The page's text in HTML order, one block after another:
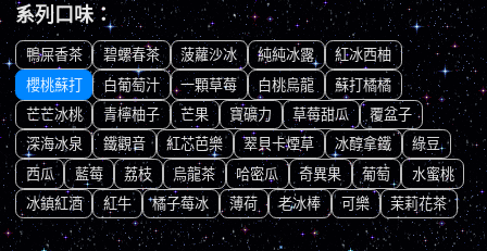
系列口味：
鴨屎香茶 碧螺春茶 菠蘿沙冰 純純冰露
紅冰西柚
櫻桃蘇打
白葡萄汁 一顆草莓 白桃烏龍
蘇打橘橘
芒芒冰桃
青檸柚子 芒果 寶礦力 草莓甜瓜
覆盆子
深海冰泉
鐵觀音 紅芯芭樂 翠貝卡煙草 冰醇拿鐵
綠豆
西瓜
藍莓 荔枝 烏龍茶 哈密瓜 奇異果 葡萄
水蜜桃
冰鎮紅酒
紅牛 橘子莓冰 薄荷 老冰棒 可樂 茉莉花茶